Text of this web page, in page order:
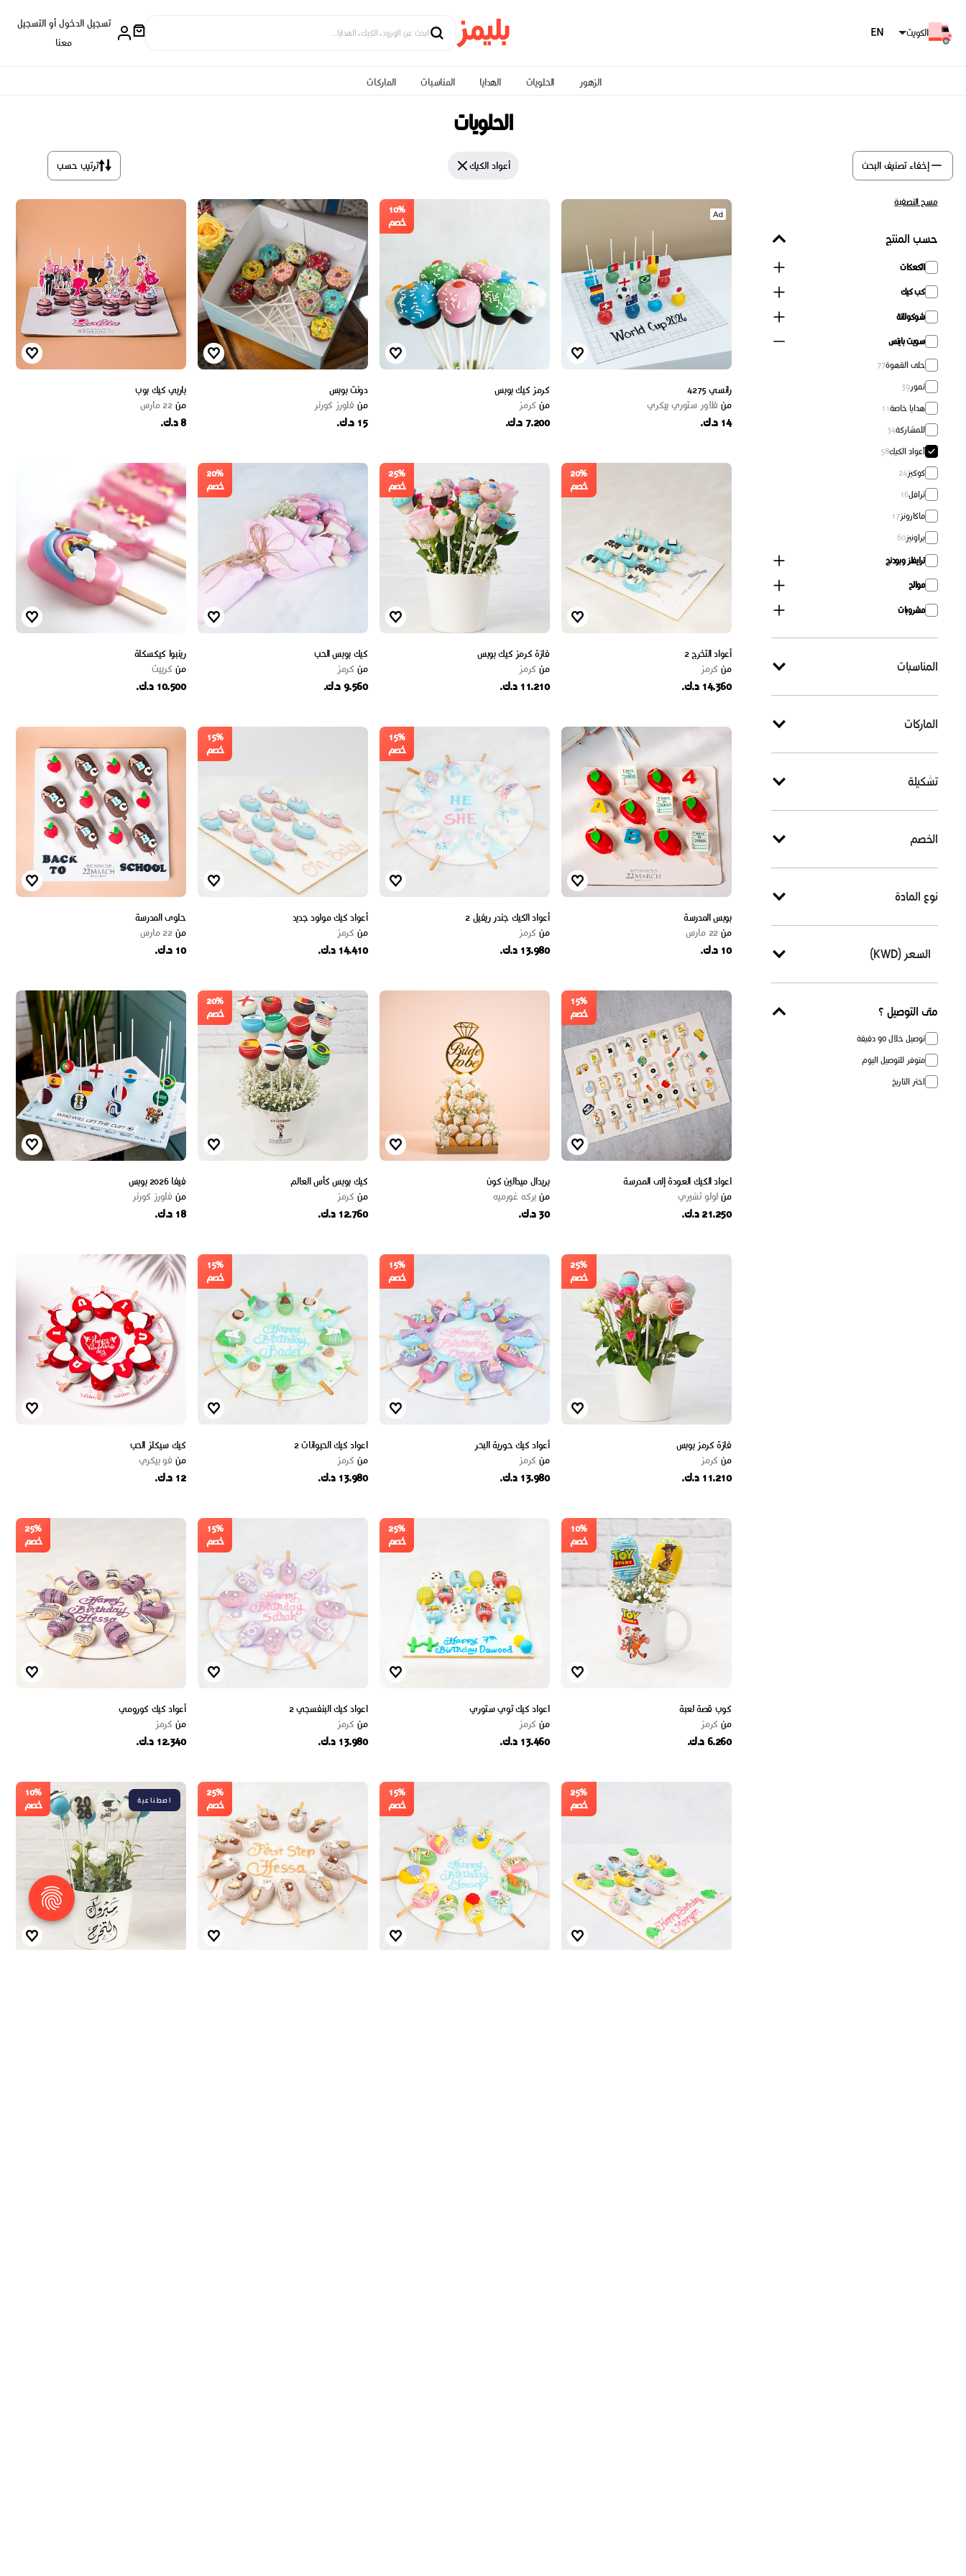
الكويت
تسجيل الدخول أو التسجيل
معنا
الزهور الحلويات الهدايا المناسبات الماركات
الحلويات
إخفاء تصنيف البحث أعواد الكيك ترتيب حسب
مسح التصفية
حسب المنتج
الكعكات
كب كيك
شوكولاتة
سويت بايتس
حلى القهوة77
تمور39
هدايا خاصة11
للمشاركة34
أعواد الكيك58
كوكيز24
ترافل16
ماكارونز17
براونيز60
ترايفلز وبودنج
موالح
مشروبات
المناسبات
الماركات
تشكيلة
الخصم
نوع المادة
السعر (KWD)
متى التوصيل ؟
توصيل خلال 90 دقيقة
متوفر للتوصيل اليوم
اختر التاريخ
رانسي 4275
من فلاور ستوري بيكري
14 د.ك.
10%
خصم
كرمز كيك بوبس
من كرمز
7.200 د.ك.
دونت بوبس
من فلورز كورنر
15 د.ك.
باربي كيك بوب
من
8 د.ك.
20%
خصم
أعواد التخرج 2
من كرمز
14.360 د.ك.
25%
خصم
فازة كرمز كيك بوبس
من كرمز
11.210 د.ك.
20%
خصم
كيك بوبس الحب
من كرمز
9.560 د.ك.
رينبوا كيكسكلة
من كرييت
10.500 د.ك.
بوبس المدرسة
من
10 د.ك.
15%
خصم
أعواد الكيك جندر ريفيل 2
من كرمز
13.980 د.ك.
15%
خصم
أعواد كيك مولود جديد
من كرمز
14.410 د.ك.
حلوى المدرسة
من
10 د.ك.
15%
خصم
اعواد الكيك العودة إلى المدرسة
من لولو تشيري
21.250 د.ك.
بريدال ميدالين كون
من بركه غورميه
30 د.ك.
20%
خصم
كيك بوبس كأس العالم
من كرمز
12.760 د.ك.
فيفا 2026 بوبس
من فلورز كورنر
18 د.ك.
25%
خصم
فازة كرمز بوبس
من كرمز
11.210 د.ك.
15%
خصم
أعواد كيك حورية البحر
من كرمز
13.980 د.ك.
15%
خصم
اعواد كيك الحيوانات 2
من كرمز
13.980 د.ك.
كيك سيكلز الحب
من ڤو بيكري
12 د.ك.
10%
خصم
كوب قصة لعبة
من كرمز
6.260 د.ك.
25%
خصم
اعواد كيك توي ستوري
من كرمز
13.460 د.ك.
15%
خصم
اعواد كيك البنفسجي 2
من كرمز
13.980 د.ك.
25%
خصم
أعواد كيك كورومي
من كرمز
12.340 د.ك.
25%
خصم
15%
خصم
25%
خصم
10%
خصم
اصطناعية